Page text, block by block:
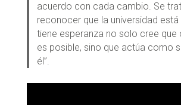
acuerdo con cada cambio. Se
reconocer que la universidad está
tiene esperanza no solo cree que
es posible, sino que actúa como
él”.